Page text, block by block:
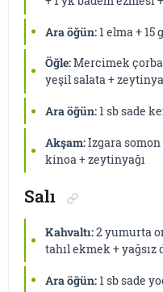
Ara öğün:1 elma + 15
Öğle:Mercimek
yeşil salata +
Ara öğün:1 sb sade
Akşam:Izgara somon
kinoa + zeytinyağı
Salı
Kahvaltı:2 yumurta
tahıl ekmek + yağsız
Ara öğün:1 sb sade